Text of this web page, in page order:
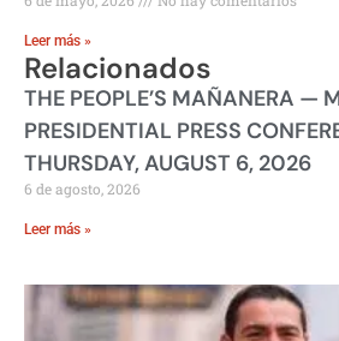
Leer más »
Relacionados
THE PEOPLE’S MAÑANERA —
PRESIDENTIAL PRESS
THURSDAY, AUGUST 6, 2026
6 de agosto, 2026
Leer más »